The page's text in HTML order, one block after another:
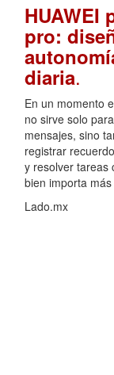
HUAWEI
pro:
diaria.
En un momento
no sirve solo
mensajes, sino
registrar
y resolver tareas
bien importa
Lado.mx